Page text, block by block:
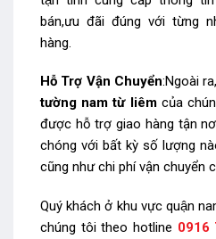
bán,ưu đãi đúng với từng
hàng.
Hỗ Trợ Vận Chuyển:Ngoài
tường nam từ liêmcủa
được hỗ trợ giao hàng tận
chóng với bất kỳ số lượng
cũng như chi phí vận chuyển
Quý khách ở khu vực quận
chúng tôi theo hotline 0916